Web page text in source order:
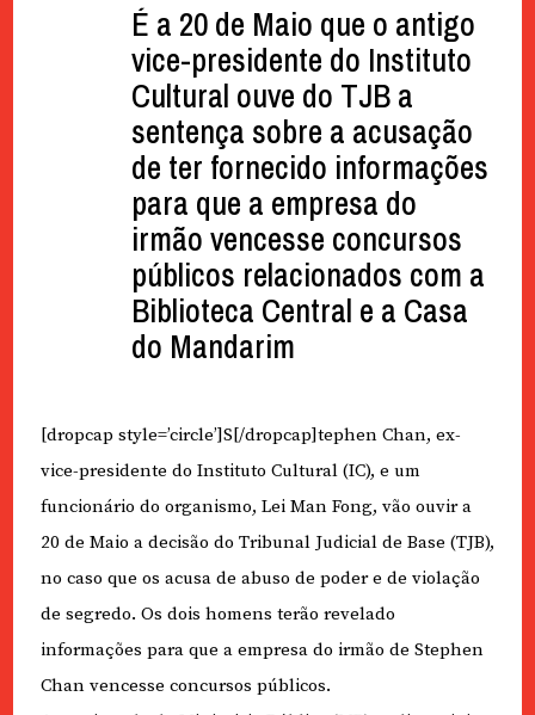
É a 20 de Maio que o antigo
vice-presidente do Instituto
Cultural ouve do TJB a
sentença sobre a acusação
de ter fornecido informações
para que a empresa do
irmão vencesse concursos
públicos relacionados com a
Biblioteca Central e a Casa
do Mandarim
[dropcap style=’circle’]S[/dropcap]tephen Chan, ex-
vice-presidente do Instituto Cultural (IC), e um
funcionário do organismo, Lei Man Fong, vão ouvir a
20 de Maio a decisão do Tribunal Judicial de Base (TJB),
no caso que os acusa de abuso de poder e de violação
de segredo. Os dois homens terão revelado
informações para que a empresa do irmão de Stephen
Chan vencesse concursos públicos.